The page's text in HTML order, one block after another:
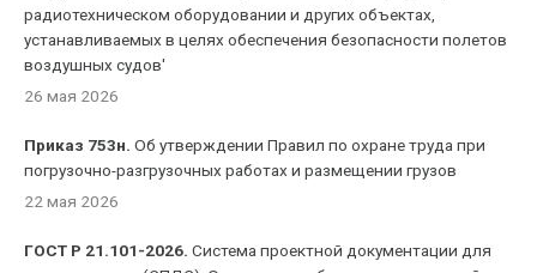
радиотехническом оборудовании и других объектах,
устанавливаемых в целях обеспечения безопасности полетов
воздушных судов'
26 мая 2026
Приказ 753н. Об утверждении Правил по охране труда при
погрузочно-разгрузочных работах и размещении грузов
22 мая 2026
ГОСТ Р 21.101-2026. Система проектной документации для